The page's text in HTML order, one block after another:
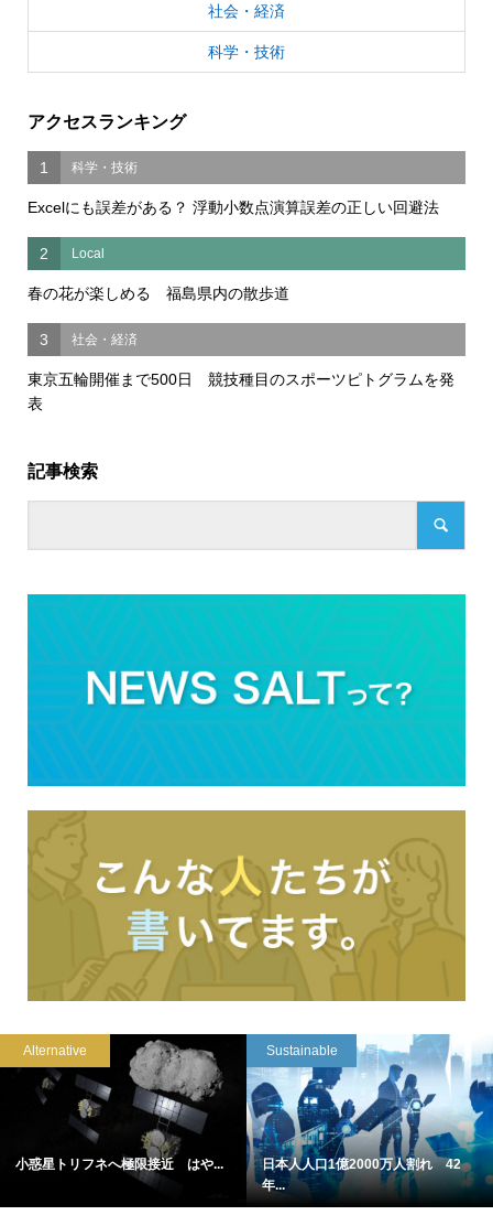
社会・経済
科学・技術
アクセスランキング
1 科学・技術
Excelにも誤差がある？ 浮動小数点演算誤差の正しい回避法
2 Local
春の花が楽しめる 福島県内の散歩道
3 社会・経済
東京五輪開催まで500日 競技種目のスポーツピトグラムを発
表
記事検索
Alternative
小惑星トリフネへ極限接近 はや...
Sustainable
日本人人口1億2000万人割れ 42
年...